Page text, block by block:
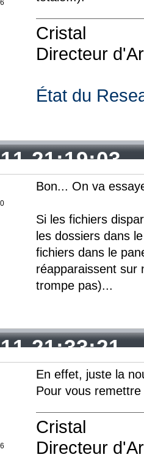
Cristal
Directeur
État du
21:19:03
Bon... On va
Si les fichiers
les dossiers dans
fichiers dans le
réapparaissent sur
trompe pas)...
21:33:21
En effet, juste la
Pour vous
Cristal
Directeur